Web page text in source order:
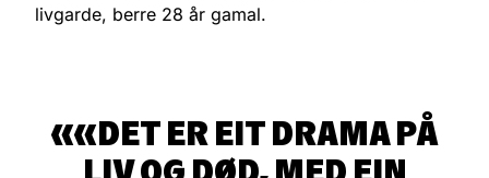
livgarde, berre 28 år gamal.
«DET ER EIT DRAMA PÅ